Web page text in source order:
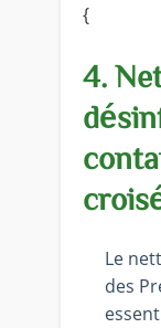
{
4.
Le
des